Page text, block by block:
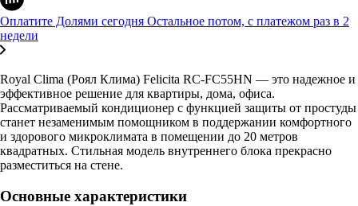
Оплатите Долями сегодня Остальное потом, с платежом раз в 2
недели
Royal Clima (Роял Клима) Felicita RC-FC55HN — это надежное и
эффективное решение для квартиры, дома, офиса.
Рассматриваемый кондиционер с функцией защиты от простуды
станет незаменимым помощником в поддержании комфортного
и здорового микроклимата в помещении до 20 метров
квадратных. Стильная модель внутреннего блока прекрасно
разместиться на стене.
Основные характеристики